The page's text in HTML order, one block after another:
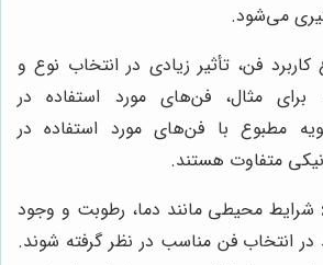
کاربرد فن، تأثیر زیادی در انتخاب نوع و
مثال، فن‌های مورد استفاده در
مطبوع با فن‌های مورد استفاده در
متفاوت هستند.
شرایط محیطی مانند دما، رطوبت و وجود
در انتخاب فن مناسب در نظر گرفته شوند.